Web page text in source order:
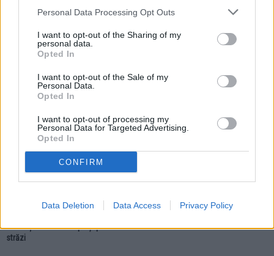
Personal Data Processing Opt Outs
I want to opt-out of the Sharing of my
personal data.
Opted In
I want to opt-out of the Sale of my
Personal Data.
Opted In
I want to opt-out of processing my
Personal Data for Targeted Advertising.
Opted In
CONFIRM
Data Deletion Data Access Privacy Policy
CJ Suceava repartizează 1,7
milioane de lei municipiului
Fălticeni. Banii vor fi folosiți pentru
Municipiul Fălticeni are un Centru
pentru deșeurile voluminoase.
ACET Fălticeni anunță sistarea apei
afectați locuitorii de pe șapte
străzi